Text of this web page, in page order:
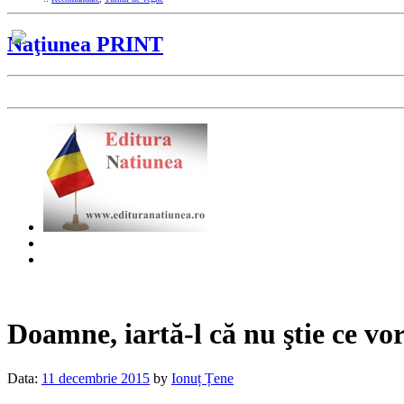
Naţiunea PRINT
Doamne, iartă-l că nu ştie ce
Data: 11 decembrie 2015 by Ionuț Țene